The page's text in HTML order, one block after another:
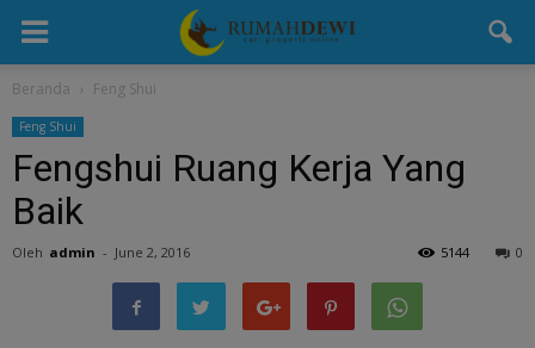
Beranda Feng Shui
Feng Shui
Fengshui Ruang Kerja Yang
Baik
Oleh admin - June 2, 2016 0
5144